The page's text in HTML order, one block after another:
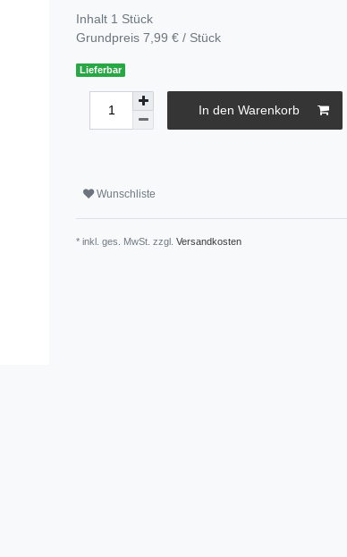
Inhalt 1 Stück
Grundpreis 7,99 € / Stück
Lieferbar
In den Warenkorb
Wunschliste
* inkl. ges. MwSt. zzgl. Versandkosten